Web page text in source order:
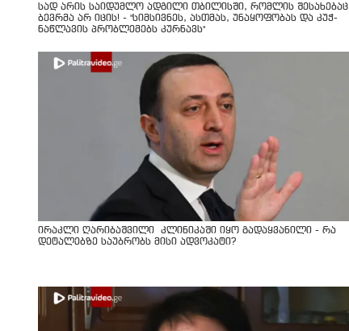
სად არის საიდუმლო ადგილი თბილისში, რომლის შესახებაც
ბევრმა არ იცის! - "სიმსივნეს, ასთმას, უნაყოფობას და კუჭ-
ნაწლავის პრობლემებს კურნავს"
ირაკლი ღარიბაშვილი კლინიკაში იყო გადაყვანილი - რა
დეტალებზე საუბრობს მისი ადვოკატი?